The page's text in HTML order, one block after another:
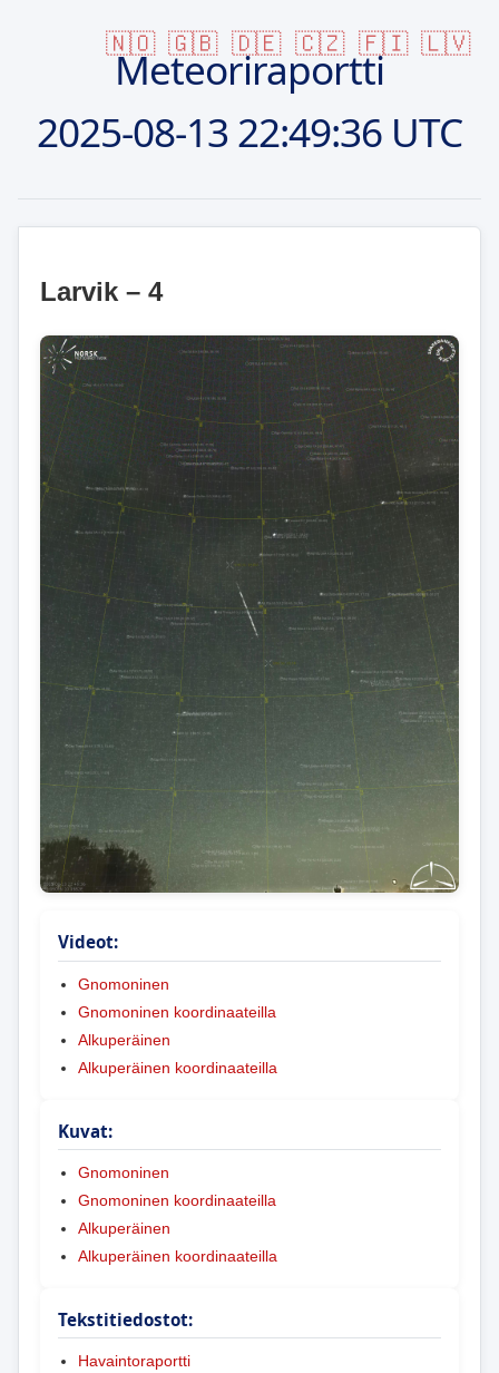
🇳🇴 🇬🇧 🇩🇪 🇨🇿 🇫🇮 🇱🇻
Meteoriraportti
2025-08-1322:49:36 UTC
Larvik – 4
Videot:
Gnomoninen
Gnomoninen koordinaateilla
Alkuperäinen
Alkuperäinen koordinaateilla
Kuvat:
Gnomoninen
Gnomoninen koordinaateilla
Alkuperäinen
Alkuperäinen koordinaateilla
Tekstitiedostot:
Havaintoraportti